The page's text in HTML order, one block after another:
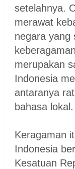
setelahnya.
merawat
negara yang
merupakan
Indonesia
antaranya
bahasa lokal.
Keragaman
Indonesia
Kesatuan